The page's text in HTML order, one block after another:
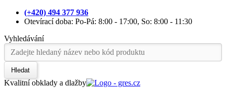
(+420) 494 377 936
Otevírací doba: Po-Pá: 8:00 - 17:00, So: 8:00 - 11:30
Vyhledávání
Hledat
Kvalitní obklady a dlažby